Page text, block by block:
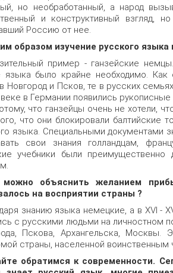
но необработанный, а народ
и конструктивный взгляд,
Россию от нее.
образом изучение русского
пример - ганзейские
языка было крайне необходимо.
Новгород и Псков, те в русских
в Германии появились
что ганзейцы очень не хотели,
что они блокировали балтийские
языка. Специальными документами
свои знания голландцам,
учебники были
объяснить желанием
на восприятии страны ?
знанию языка немецкие, а в XVI -
с русскими людьми на личностном
Пскова, Архангельска,
страны, населенной воинственным
обратимся к современности.